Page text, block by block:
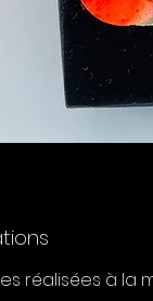
réalisées à la